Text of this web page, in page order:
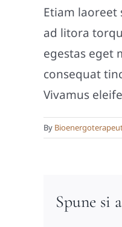
Etiam laoreet
ad litora
egestas eget
consequat
Vivamus
By
Spune si